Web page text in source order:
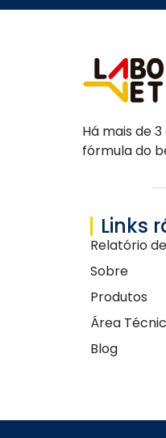
Há mais de
fórmula do
Links
Relatório
Sobre
Produtos
Área
Blog